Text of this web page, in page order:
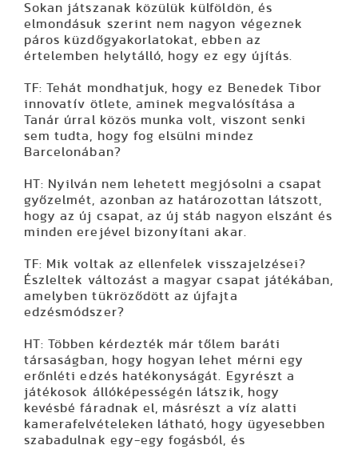
Sokan játszanak közülük külföldön, és
elmondásuk szerint nem nagyon végeznek
páros küzdőgyakorlatokat, ebben az
értelemben helytálló, hogy ez egy újítás.
TF: Tehát mondhatjuk, hogy ez Benedek Tibor
innovatív ötlete, aminek megvalósítása a
Tanár úrral közös munka volt, viszont senki
sem tudta, hogy fog elsülni mindez
Barcelonában?
HT: Nyilván nem lehetett megjósolni a csapat
győzelmét, azonban az határozottan látszott,
hogy az új csapat, az új stáb nagyon elszánt és
minden erejével bizonyítani akar.
TF: Mik voltak az ellenfelek visszajelzései?
Észleltek változást a magyar csapat játékában,
amelyben tükröződött az újfajta
edzésmódszer?
HT: Többen kérdezték már tőlem baráti
társaságban, hogy hogyan lehet mérni egy
erőnléti edzés hatékonyságát. Egyrészt a
játékosok állóképességén látszik, hogy
kevésbé fáradnak el, másrészt a víz alatti
kamerafelvételeken látható, hogy ügyesebben
szabadulnak egy-egy fogásból, és